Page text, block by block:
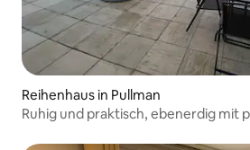
Reihenhaus in Pullman
Ruhig und praktisch, ebenerdig mit